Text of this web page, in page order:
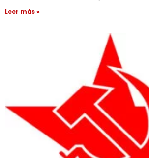
Leer más »